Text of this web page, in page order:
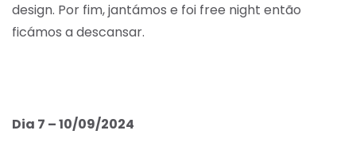
design. Por fim, jantámos e foi free night então
ficámos a descansar.
Dia 7 – 10/09/2024